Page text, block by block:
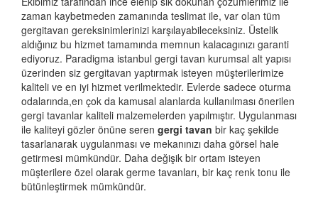
zaman kaybetmeden zamanında teslimat ile, var olan tüm
gergitavan gereksinimlerinizi karşılayabileceksiniz. Üstelik
aldığınız bu hizmet tamamında memnun kalacagınızı garanti
ediyoruz. Paradigma istanbul gergi tavan kurumsal alt yapısı
üzerinden siz gergitavan yaptırmak isteyen müşterilerimize
kaliteli ve en iyi hizmet verilmektedir. Evlerde sadece oturma
odalarında,en çok da kamusal alanlarda kullanılması önerilen
gergi tavanlar kaliteli malzemelerden yapılmıştır. Uygulanması
ile kaliteyi gözler önüne seren gergi tavan bir kaç şekilde
tasarlanarak uygulanması ve mekanınızı daha görsel hale
getirmesi mümkündür. Daha değişik bir ortam isteyen
müşterilere özel olarak germe tavanları, bir kaç renk tonu ile
bütünleştirmek mümkündür.